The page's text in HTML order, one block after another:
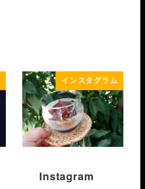
インスタグラム
Instagram